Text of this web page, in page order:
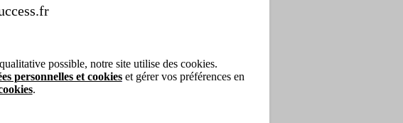
possible, notre site utilise des cookies.
personnelles et cookieset gérer vos préférences en
.